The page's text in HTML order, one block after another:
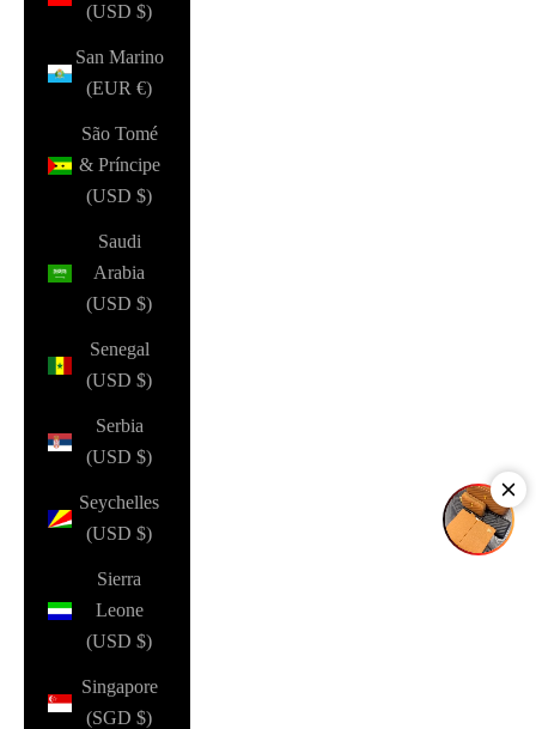
(USD $)
San Marino
(EUR €)
São Tomé
& Príncipe
(USD $)
Saudi
Arabia
(USD $)
Senegal
(USD $)
Serbia
(USD $)
Seychelles
(USD $)
Sierra
Leone
(USD $)
Singapore
(SGD $)